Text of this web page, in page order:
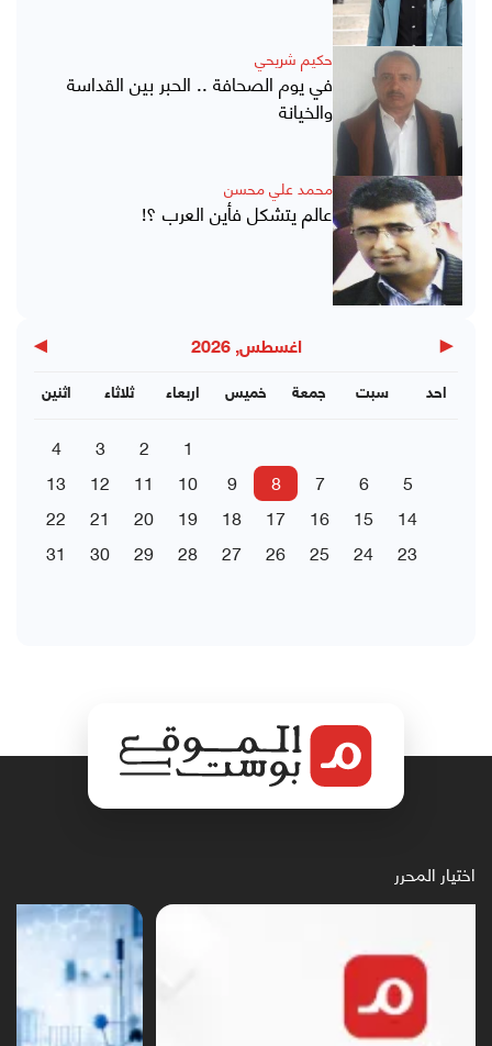
حكيم شريحي
في يوم الصحافة .. الحبر بين القداسة
والخيانة
محمد علي محسن
عالم يتشكل فأين العرب ؟!
◀ اغسطس, 2026 ▶
اثنين ثلاثاء اربعاء خميس جمعة سبت احد
1
2
3
4
5
6
7
8
9
10
11
12
13
14
15
16
17
18
19
20
21
22
23
24
25
26
27
28
29
30
31
اختيار المحرر